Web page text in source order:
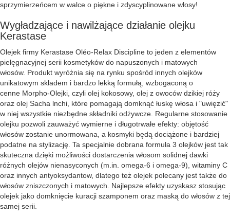
sprzymierzeńcem w walce o piękne i zdyscyplinowane włosy!
Wygładzające i nawilżające działanie olejku
Kerastase
Olejek firmy Kerastase Oléo-Relax Discipline to jeden z elementów
pielęgnacyjnej serii kosmetyków do napuszonych i matowych
włosów. Produkt wyróżnia się na rynku spośród innych olejków
unikatowym składem i bardzo lekką formułą, wzbogaconą o
cenne Morpho-Olejki, czyli olej kokosowy, olej z owoców dzikiej róży
oraz olej Sacha lnchi, które pomagają domknąć łuskę włosa i "uwięzić"
w niej wszystkie niezbędne składniki odżywcze. Regularne stosowanie
olejku pozwoli zauważyć wymierne i długotrwałe efekty: objętość
włosów zostanie unormowana, a kosmyki będą dociążone i bardziej
podatne na stylizację. Ta specjalnie dobrana formuła 3 olejków jest tak
skuteczna dzięki możliwości dostarczenia włosom solidnej dawki
różnych olejów nienasyconych (m.in. omega-6 i omega-9), witaminy C
oraz innych antyoksydantow, dlatego też olejek polecany jest także do
włosów zniszczonych i matowych. Najlepsze efekty uzyskasz stosując
olejek jako domknięcie kuracji szamponem oraz maską do włosów z tej
samej serii.